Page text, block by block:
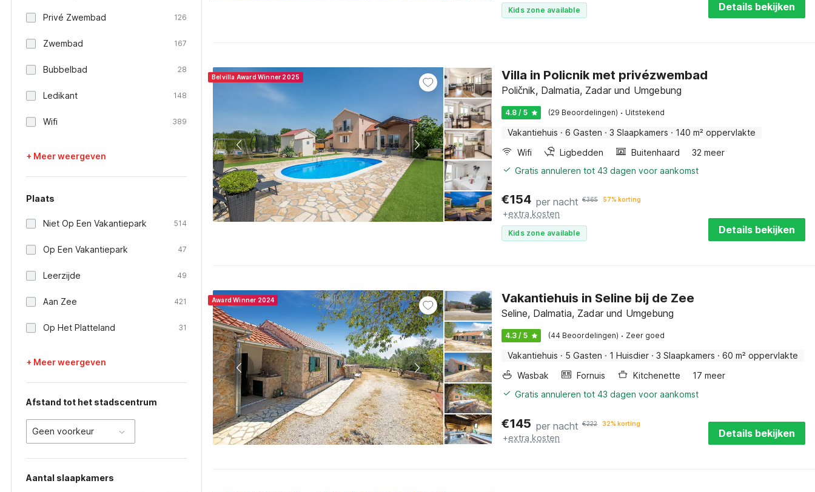
Privé Zwembad 126
Zwembad 167
Bubbelbad 28
Ledikant 148
Wifi 389
+ Meer weergeven
Plaats
Niet Op Een Vakantiepark 514
Op Een Vakantiepark 47
Leerzijde 49
Aan Zee 421
Op Het Platteland 31
+ Meer weergeven
Afstand tot het stadscentrum
Geen voorkeur
Aantal slaapkamers
Kids zone available Details bekijken
Belvilla Award Winner 2025 Villa in Policnik met privézwembad
Poličnik, Dalmatia, Zadar und Umgebung
4.8 / 5 (29 Beoordelingen) · Uitstekend
Vakantiehuis · 6 Gasten · 3 Slaapkamers · 140 m² oppervlakte
Wifi
Ligbedden Buitenhaard
32 meer
Gratis annuleren tot 43 dagen voor aankomst
€154 per nacht €365 57% korting
+extra kosten
Kids zone available Details bekijken
Award Winner 2024 Vakantiehuis in Seline bij de Zee
Seline, Dalmatia, Zadar und Umgebung
4.3 / 5 (44 Beoordelingen) · Zeer goed
Vakantiehuis · 5 Gasten · 1 Huisdier · 3 Slaapkamers · 60 m² oppervlakte
Wasbak
Fornuis Kitchenette
17 meer
Gratis annuleren tot 43 dagen voor aankomst
€145 per nacht €222 32% korting
+extra kosten Details bekijken